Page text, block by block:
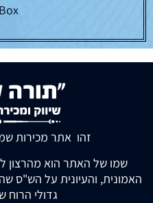
זהו אתר מכירות
שמו של האתר הוא מהרצון
האמונית, והעיונית על הש"ס
גדולי הרוח